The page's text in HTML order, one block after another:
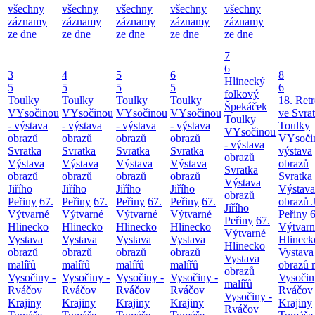
všechny
záznamy
ze dne
všechny
záznamy
ze dne
všechny
záznamy
ze dne
všechny
záznamy
ze dne
všechny
záznamy
ze dne
3
5
Toulky
VYsočinou
- výstava
obrazů
Svratka
Výstava
obrazů
Jiřího
Peřiny 67.
Výtvarné
Hlinecko
Vystava
obrazů
malířů
Vysočiny -
Rváčov
Krajiny
4
5
Toulky
VYsočinou
- výstava
obrazů
Svratka
Výstava
obrazů
Jiřího
Peřiny 67.
Výtvarné
Hlinecko
Vystava
obrazů
malířů
Vysočiny -
Rváčov
Krajiny
5
5
Toulky
VYsočinou
- výstava
obrazů
Svratka
Výstava
obrazů
Jiřího
Peřiny 67.
Výtvarné
Hlinecko
Vystava
obrazů
malířů
Vysočiny -
Rváčov
Krajiny
6
5
Toulky
VYsočinou
- výstava
obrazů
Svratka
Výstava
obrazů
Jiřího
Peřiny 67.
Výtvarné
Hlinecko
Vystava
obrazů
malířů
Vysočiny -
Rváčov
Krajiny
7
6
Hlinecký
folkový
Špekáček
Toulky
VYsočinou
- výstava
obrazů
Svratka
Výstava
obrazů
Jiřího
Peřiny 67.
Výtvarné
Hlinecko
Vystava
obrazů
malířů
Vysočiny -
Rváčov
8
6
18.
ve
Toulky
výstava
obrazů
Svratka
Výstava
obrazů
Peřiny
Vystava
obrazů
Rváčov
Krajiny